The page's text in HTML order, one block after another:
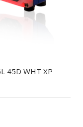
45D WHT XP